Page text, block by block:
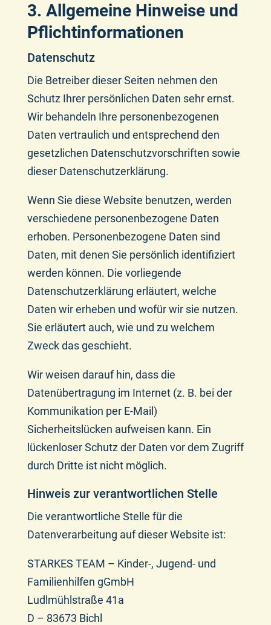
3. Allgemeine Hinweise und
Pflicht­informationen
Datenschutz
Die Betreiber dieser Seiten nehmen den
Schutz Ihrer persönlichen Daten sehr ernst.
Wir behandeln Ihre personenbezogenen
Daten vertraulich und entsprechend den
gesetzlichen Datenschutzvorschriften sowie
dieser Datenschutzerklärung.
Wenn Sie diese Website benutzen, werden
verschiedene personenbezogene Daten
erhoben. Personenbezogene Daten sind
Daten, mit denen Sie persönlich identifiziert
werden können. Die vorliegende
Datenschutzerklärung erläutert, welche
Daten wir erheben und wofür wir sie nutzen.
Sie erläutert auch, wie und zu welchem
Zweck das geschieht.
Wir weisen darauf hin, dass die
Datenübertragung im Internet (z. B. bei der
Kommunikation per E-Mail)
Sicherheitslücken aufweisen kann. Ein
lückenloser Schutz der Daten vor dem Zugriff
durch Dritte ist nicht möglich.
Hinweis zur verantwortlichen Stelle
Die verantwortliche Stelle für die
Datenverarbeitung auf dieser Website ist:
STARKES TEAM – Kinder-, Jugend- und
Familienhilfen gGmbH
Ludlmühlstraße 41a
D – 83673 Bichl